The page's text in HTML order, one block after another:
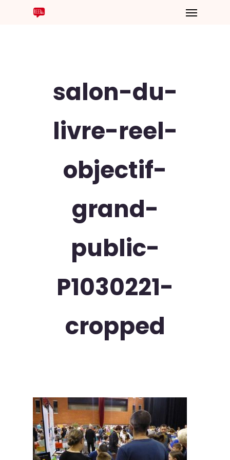
salon-du-
livre-reel-
objectif-
grand-
public-
P1030221-
cropped